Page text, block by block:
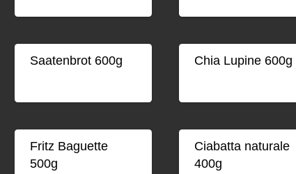
Saatenbrot 600g Chia Lupine 600g
Fritz Baguette
500g
Ciabatta naturale
400g